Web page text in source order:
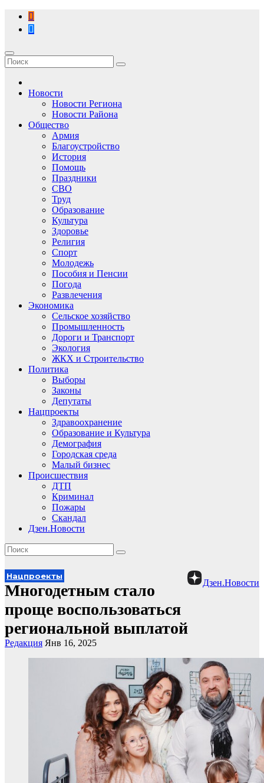
Перейти
содержимому
Новости
Новости Региона
Новости Района
Общество
Армия
Благоустройство
История
Помощь
Праздники
СВО
Труд
Образование
Культура
Здоровье
Религия
Спорт
Молодежь
Пособия и Пенсии
Погода
Развлечения
Экономика
Сельское хозяйство
Промышленность
Дороги и Транспорт
Экология
ЖКХ и Строительство
Политика
Выборы
Законы
Депутаты
Нацпроекты
Здравоохранение
Образование и Культура
Демография
Городская среда
Малый бизнес
Происшествия
ДТП
Криминал
Пожары
Скандал
Дзен.Новости
Дзен.Новости
Нацпроекты
Многодетным стало
проще воспользоваться
региональной выплатой
Редакция Янв 16, 2025